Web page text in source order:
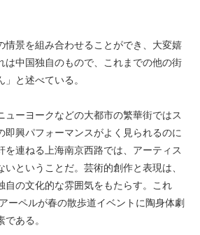
情景を組み合わせることができ、大変嬉
は中国独自のもので、これまでの他の街
と述べている。
ューヨークなどの大都市の繁華街ではス
即興パフォーマンスがよく見られるのに
を連ねる上海南京西路では、アーティス
いということだ。芸術的創作と表現は、
自の文化的な雰囲気をもたらす。これ
ーペルが春の散歩道イベントに陶身体劇
ある。